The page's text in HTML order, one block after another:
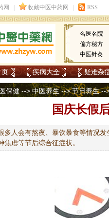
名医名院
偏方秘方
中医针灸
页 疾病大全 疑难杂
保健 -->中医养生-->节日养生--
国庆长假
多人会有熬夜、暴饮暴食等情况
焦虑等节后综合征症状。